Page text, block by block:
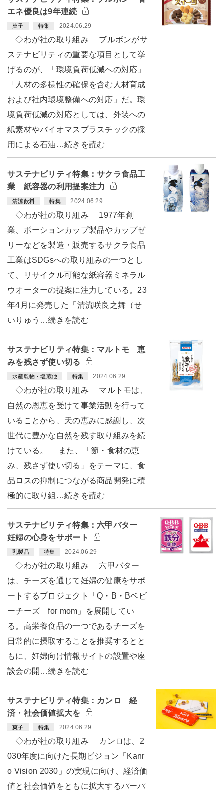
エネ優良は9年連続
菓子 特集 2024.06.29
◇わが社の取り組み ブルボンがサ
ステナビリティの重要な項目として挙
げるのが、「環境負荷低減への対応」
「人材の多様性の確保を含む人材育成
および社内環境整備への対応」だ。環
境負荷低減の対応としては、外装への
紙素材やバイオマスプラスチックの採
用による石油…続きを読む
サステナビリティ特集：サクラ食品工
業 紙容器の利用提案注力
清涼飲料 特集 2024.06.29
◇わが社の取り組み 1977年創
業、ポーションカップ製品やカップゼ
リーなどを製造・販売するサクラ食品
工業はSDGsへの取り組みの一つとし
て、リサイクル可能な紙容器ミネラル
ウオーターの提案に注力している。23
年4月に発売した「清流咲良之舞（せ
いりゅう…続きを読む
サステナビリティ特集：マルトモ 恵
みを残さず使い切る
水産乾物・塩蔵他 特集 2024.06.29
◇わが社の取り組み マルトモは、
自然の恩恵を受けて事業活動を行って
いることから、天の恵みに感謝し、次
世代に豊かな自然を残す取り組みを続
けている。 また、「節・食材の恵
み、残さず使い切る」をテーマに、食
品ロスの抑制につながる商品開発に積
極的に取り組…続きを読む
サステナビリティ特集：六甲バター
妊婦の心身をサポート
乳製品 特集 2024.06.29
◇わが社の取り組み 六甲バター
は、チーズを通じて妊婦の健康をサポ
ートするプロジェクト「Q・B・Bベビ
ーチーズ for mom」を展開してい
る。高栄養食品の一つであるチーズを
日常的に摂取することを推奨するとと
もに、妊婦向け情報サイトの設置や座
談会の開…続きを読む
サステナビリティ特集：カンロ 経
済・社会価値拡大を
菓子 特集 2024.06.29
◇わが社の取り組み カンロは、2
030年度に向けた長期ビジョン「Kanr
o Vision 2030」の実現に向け、経済価
値と社会価値をともに拡大するパーパ